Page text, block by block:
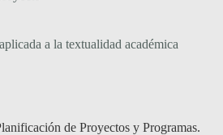
a la textualidad académica
de Proyectos y Programas.